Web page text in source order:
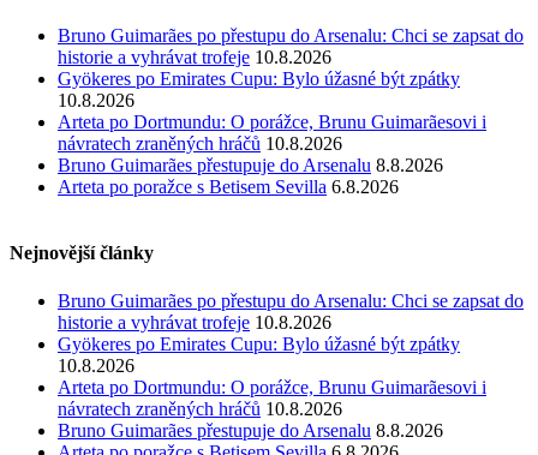
Bruno Guimarães po přestupu do Arsenalu: Chci se zapsat do
historie a vyhrávat trofeje 10.8.2026
Gyökeres po Emirates Cupu: Bylo úžasné být zpátky
10.8.2026
Arteta po Dortmundu: O porážce, Brunu Guimarãesovi i
návratech zraněných hráčů 10.8.2026
Bruno Guimarães přestupuje do Arsenalu 8.8.2026
Arteta po poražce s Betisem Sevilla 6.8.2026
Nejnovější články
Bruno Guimarães po přestupu do Arsenalu: Chci se zapsat do
historie a vyhrávat trofeje 10.8.2026
Gyökeres po Emirates Cupu: Bylo úžasné být zpátky
10.8.2026
Arteta po Dortmundu: O porážce, Brunu Guimarãesovi i
návratech zraněných hráčů 10.8.2026
Bruno Guimarães přestupuje do Arsenalu 8.8.2026